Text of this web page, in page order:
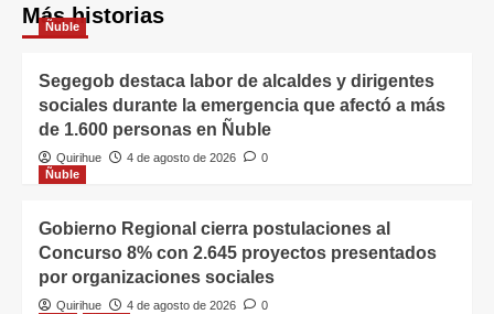
Más historias
Ñuble
Segegob destaca labor de alcaldes y dirigentes
sociales durante la emergencia que afectó a más
de 1.600 personas en Ñuble
Quirihue 4 de agosto de 2026
0
Ñuble
Gobierno Regional cierra postulaciones al
Concurso 8% con 2.645 proyectos presentados
por organizaciones sociales
Quirihue 4 de agosto de 2026
0